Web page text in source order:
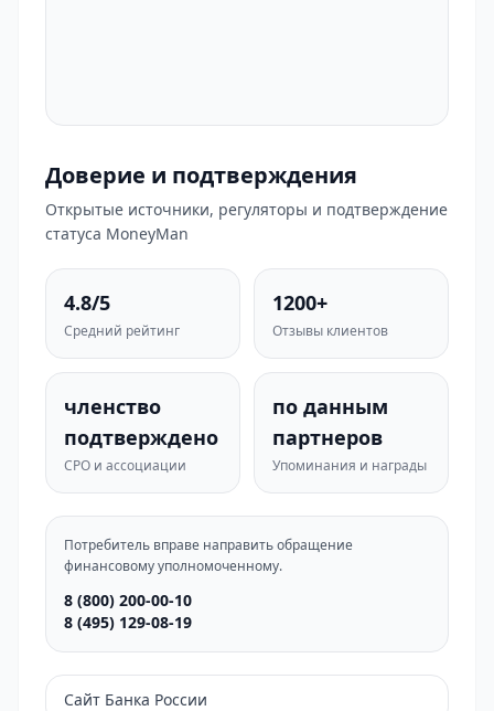
Доверие и подтверждения
Открытые источники, регуляторы и подтверждение
статуса MoneyMan
4.8/5
Средний рейтинг
1200+
Отзывы клиентов
членство
подтверждено
СРО и ассоциации
по данным
партнеров
Упоминания и награды
Потребитель вправе направить обращение
финансовому уполномоченному.
8 (800) 200-00-10
8 (495) 129-08-19
Сайт Банка России